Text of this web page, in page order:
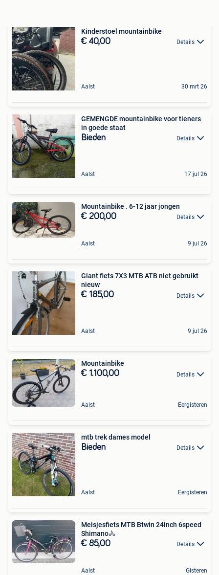
Kinderstoel mountainbike
€ 40,00 Details
Aalst 30 mrt 26
GEMENGDE mountainbike voor tieners
in goede staat
Bieden Details
Aalst 17 jul 26
Mountainbike . 6-12 jaar jongen
€ 200,00 Details
Aalst 9 jul 26
Giant fiets 7X3 MTB ATB niet gebruikt
nieuw
€ 185,00 Details
Aalst 9 jul 26
Mountainbike
€ 1.100,00 Details
Aalst Eergisteren
mtb trek dames model
Bieden Details
Aalst Eergisteren
Meisjesfiets MTB Btwin 24inch 6speed
Shimano🚴
€ 85,00 Details
Aalst Gisteren